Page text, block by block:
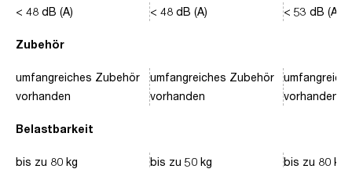
Zubehör
Belastbarkeit
< 48 dB (A)
umfangreiches Zubehör
vorhanden
bis zu 80 kg
< 48 dB (A)
umfangreiches Zubehör
vorhanden
bis zu 50 kg
< 53 dB (A)
vorhanden
bis zu 80 kg